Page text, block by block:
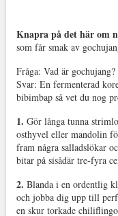
Knapra på det här om
som får smak av
Fråga: Vad är gochujang?
Svar: En fermenterad
bibimbap så vet du nog
1. Gör långa tunna
osthyvel eller mandolin
fram några salladslökar
bitar på sisådär tre-fyra
2. Blanda i en ordentlig
och jobba dig upp till
en skur torkade